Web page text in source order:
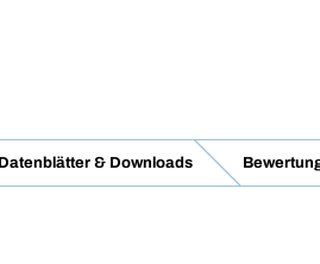
Datenblätter & Downloads